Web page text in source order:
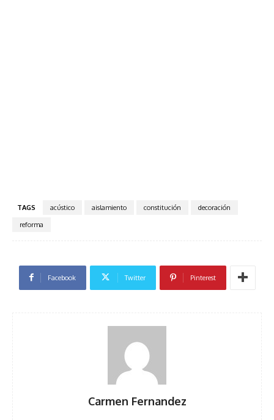
TAGS acústico aislamiento constitución
decoración
reforma
Facebook Twitter Pinterest
Carmen Fernandez